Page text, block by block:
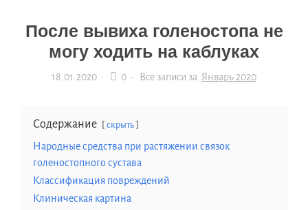
После вывиха голеностопа не
могу ходить на каблуках
18.01.2020 · 0 · Все записи за Январь 2020
Содержание скрыть
Народные средства при растяжении связок
голеностопного сустава
Классификация повреждений
Клиническая картина